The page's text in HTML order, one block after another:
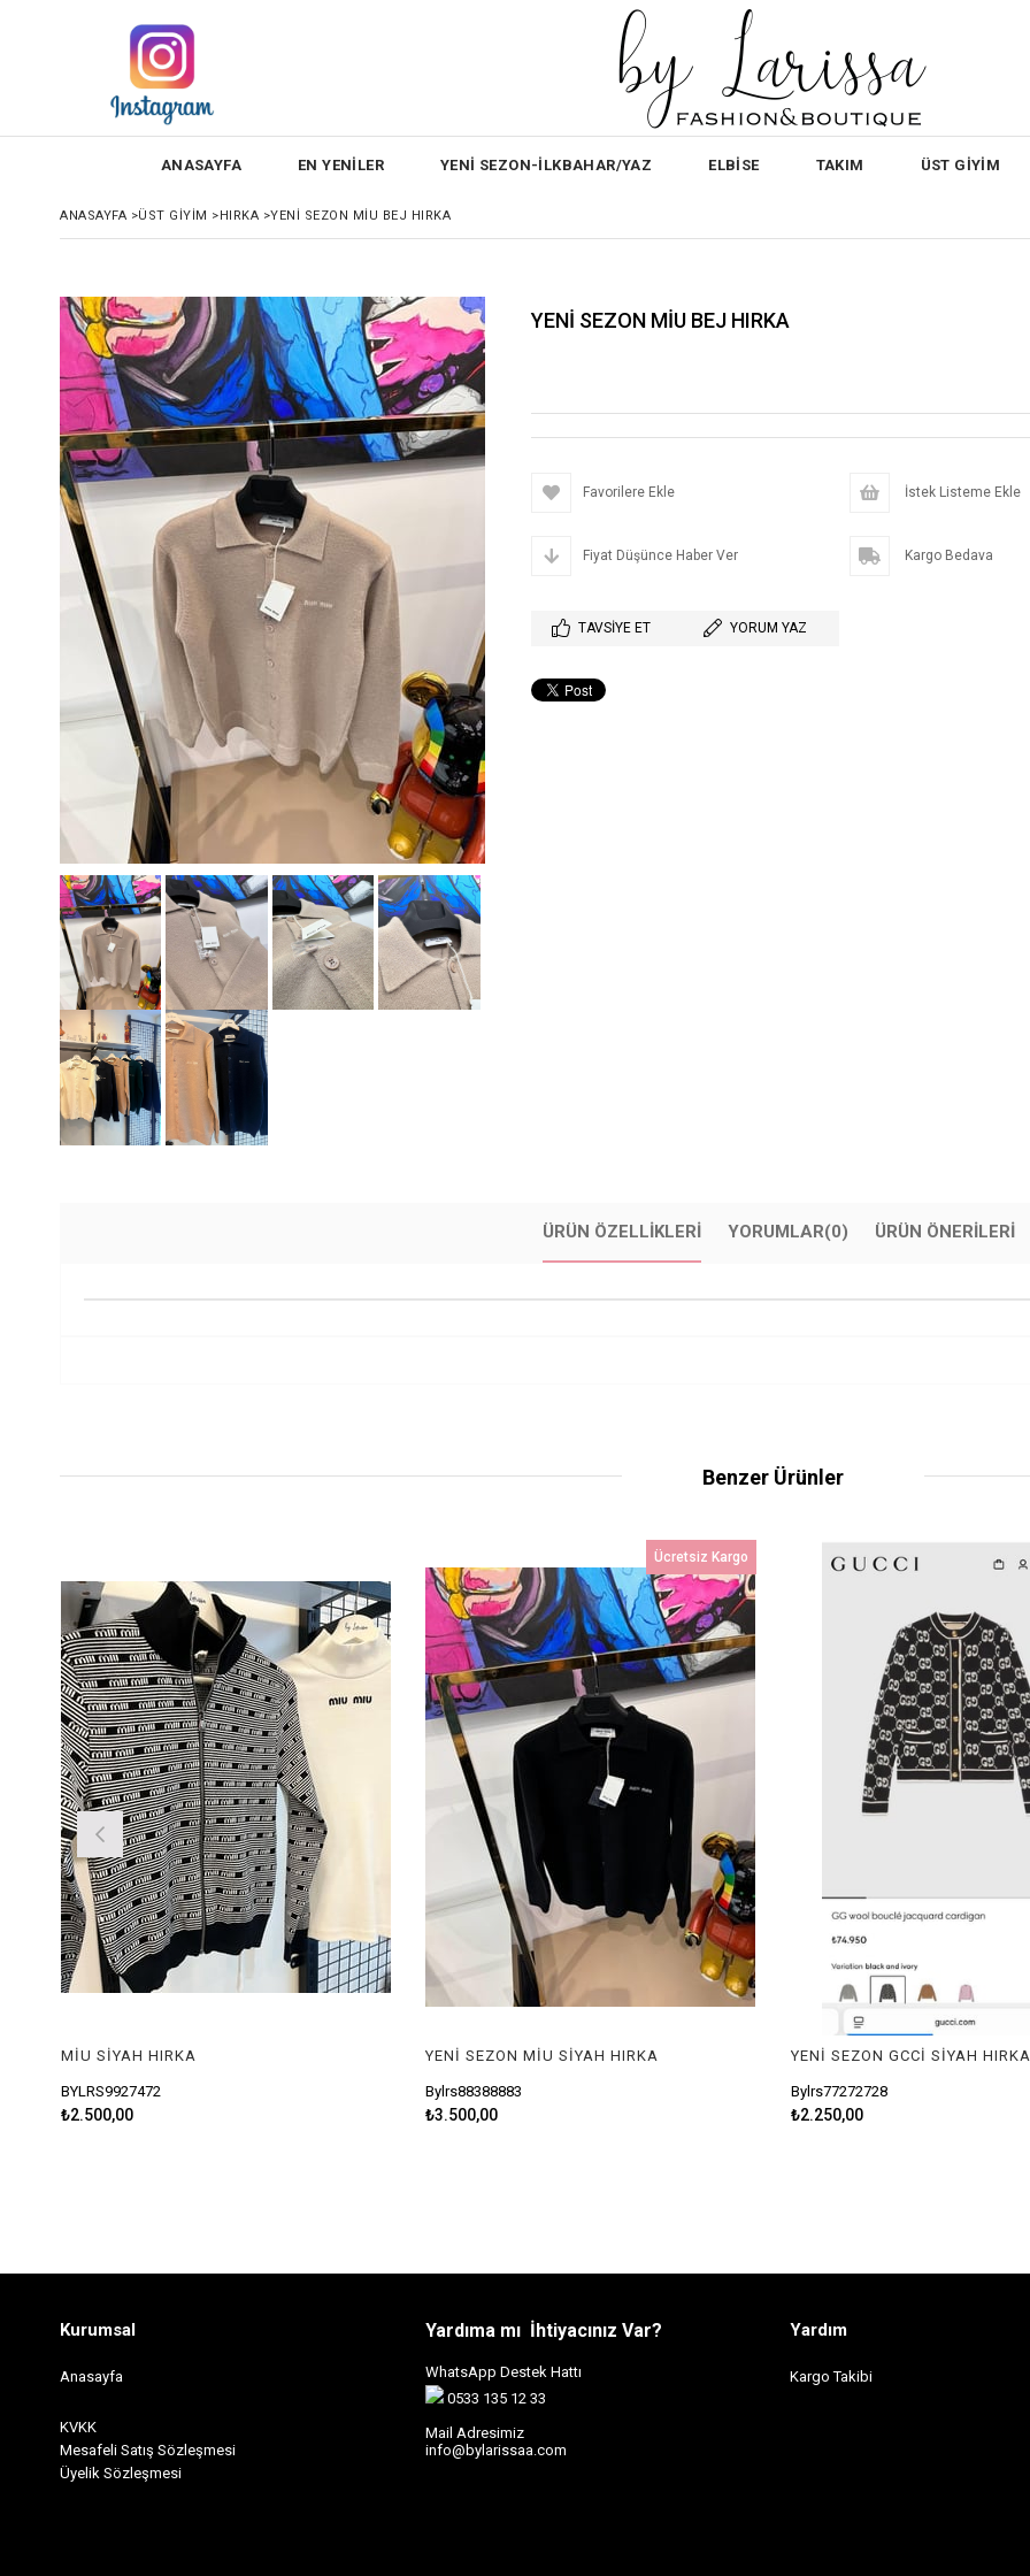
ANASAYFA EN YENİLER YENİ SEZON-İLKBAHAR/YAZ ELBİSE TAKIM ÜST GİYİM
ANASAYFA >ÜST GİYİM >HIRKA >YENİ SEZON MİU BEJ HIRKA
YENİ SEZON MİU BEJ HIRKA
Favorilere Ekle İstek Listeme Ekle
Fiyat Düşünce Haber Ver Kargo Bedava
TAVSIYE ET YORUM YAZ
ÜRÜN ÖZELLIKLERI YORUMLAR(0) ÜRÜN ÖNERILERI
Benzer Ürünler
MİU SİYAH HIRKA
BYLRS9927472
₺2.500,00
YENİ SEZON MİU SİYAH HIRKA
Bylrs88388883
₺3.500,00
Ücretsiz Kargo
YENİ SEZON GCCİ SİYAH HIRKA
Bylrs77272728
₺2.250,00
Kurumsal
Anasayfa
KVKK
Mesafeli Satış Sözleşmesi
Üyelik Sözleşmesi
Yardıma mı İhtiyacınız Var?
WhatsApp Destek Hattı
0533 135 12 33
Mail Adresimiz
info@bylarissaa.com
Yardım
Kargo Takibi